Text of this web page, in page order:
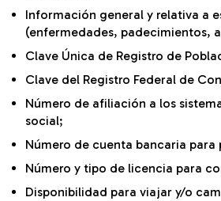
Información general y relativa a
(enfermedades, padecimientos,
Clave Única de Registro de
Clave del Registro Federal de
Número de afiliación a los
social;
Número de cuenta bancaria para
Número y tipo de licencia para
Disponibilidad para viajar y/o